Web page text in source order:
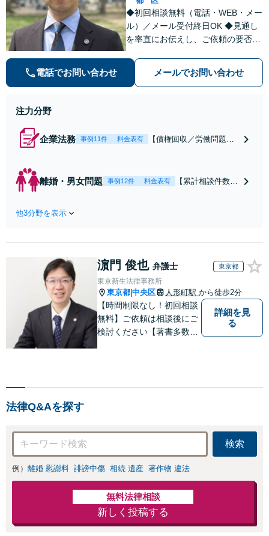
◆初回相談無料（電話・WEB・メー
ル）／メール受付終日OK ◆見通し
を率直にお伝えし、ご依頼の要否も
解決まで弁護士本人が一貫してスピ
ーディーに対応いたします。 ◆累計
電話でお問い合わせ メールでお問い合わせ
注力分野
企業法務 事例11件 料金表有
【債権回収／労働問題／
のトラブル・会社内のト
ラブルなど、事後の解決
離婚・男女問題 事例12件 料金表有
【累計相談件数20
ダーメイドの解決
様の話を丁寧にう
安があるのか、何
を解決したいのか
を正確に読み取り
ます。【東京都在
住以外の方も対
他3分野を表示
濵門 俊也 弁護士 東京都
東京新生法律事務所
東京都 中央区 人形町駅 から徒歩2分
【時間制限なし！初回相談
無料】ご依頼は相談後にご
検討ください【著書多数】
詳細を見
る
法律Q&Aを探す
検索
例） 離婚 慰謝料 誹謗中傷 相続 遺産 著作物 違法
無料法律相談
新しく投稿する